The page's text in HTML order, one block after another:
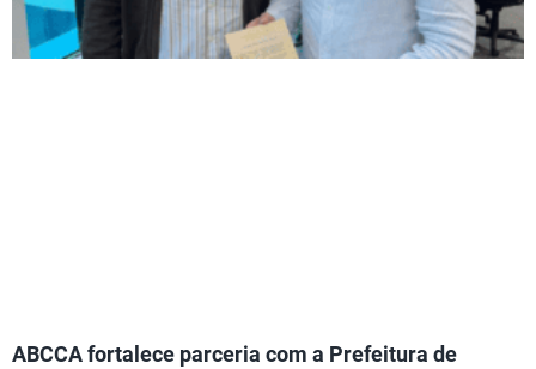
ABCCA fortalece parceria com a Prefeitura de